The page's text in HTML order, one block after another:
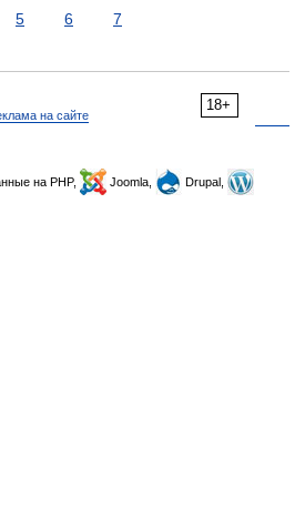
5 6 7
18+
на сайте
на PHP, Joomla,
Drupal,